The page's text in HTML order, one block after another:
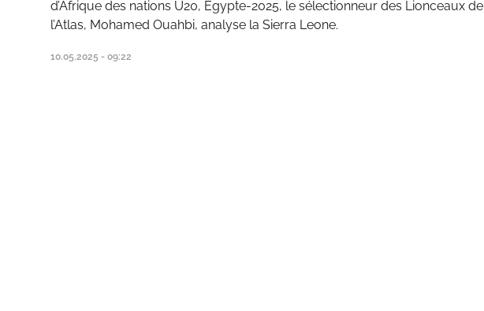
d’Afrique des nations U20, Égypte-2025, le sélectionneur des Lionceaux de
l’Atlas, Mohamed Ouahbi, analyse la Sierra Leone.
10.05.2025 - 09:22